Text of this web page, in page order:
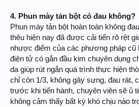
4. Phun mày tản bột có đau không?
Phun mày tản bột hoàn toàn không
thêu hiện nay đã được cải tiến rõ rệt
nhược điểm của các phương pháp cũ
điện tử có gắn đầu kim chuyên dụng
da giúp rút ngắn quá trình thực hiện
chỉ còn 1/3, không gây sưng, đau rát,
trước khi tiến hành, chuyên viên sẽ ủ
không cảm thấy bất kỳ khó chịu nào